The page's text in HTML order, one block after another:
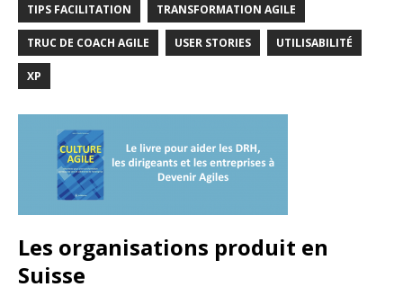
TIPS FACILITATION TRANSFORMATION AGILE
TRUC DE COACH AGILE USER STORIES UTILISABILITÉ
XP
Les organisations produit en
Suisse